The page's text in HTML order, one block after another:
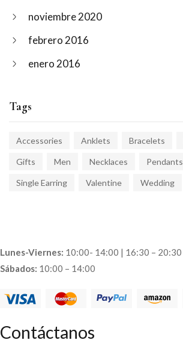
noviembre 2020
febrero 2016
enero 2016
Tags
Accessories Anklets Bracelets
Gifts Men Necklaces Pendants
Single Earring Valentine Wedding
Lunes-Viernes: 10:00- 14:00 | 16:30 – 20:30
Sábados: 10:00 – 14:00
Contáctanos